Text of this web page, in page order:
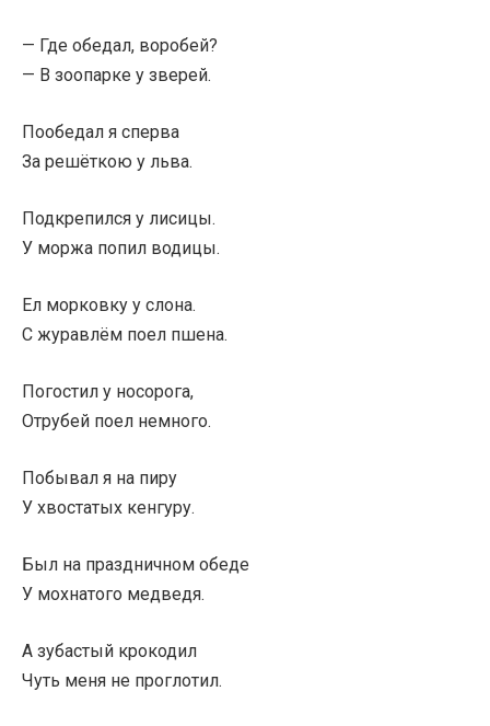
— Где обедал, воробей?
— В зоопарке у зверей.
Пообедал я сперва
За решёткою у льва.
Подкрепился у лисицы.
У моржа попил водицы.
Ел морковку у слона.
С журавлём поел пшена.
Погостил у носорога,
Отрубей поел немного.
Побывал я на пиру
У хвостатых кенгуру.
Был на праздничном обеде
У мохнатого медведя.
А зубастый крокодил
Чуть меня не проглотил.